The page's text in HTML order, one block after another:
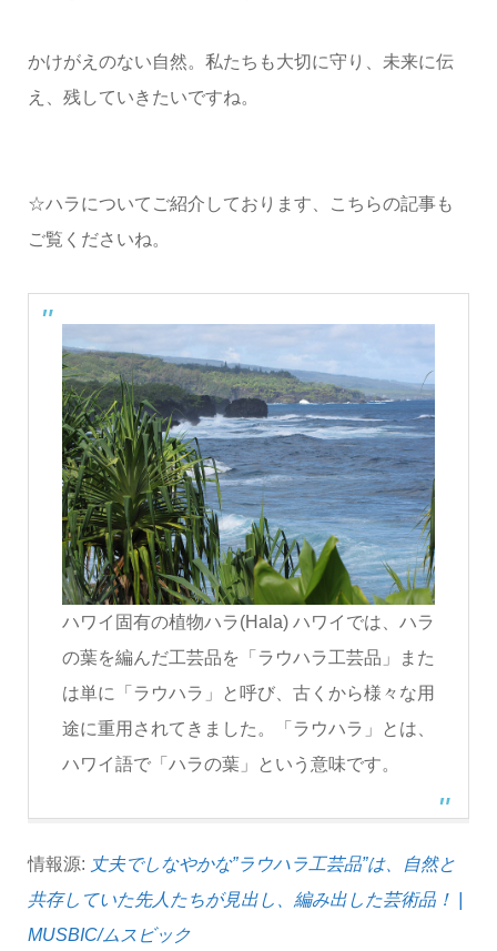
かけがえのない自然。私たちも大切に守り、未来に伝
え、残していきたいですね。
☆ハラについてご紹介しております、こちらの記事も
ご覧くださいね。
ハワイ固有の植物ハラ(Hala) ハワイでは、ハラ
の葉を編んだ工芸品を「ラウハラ工芸品」また
は単に「ラウハラ」と呼び、古くから様々な用
途に重用されてきました。「ラウハラ」とは、
ハワイ語で「ハラの葉」という意味です。
情報源: 丈夫でしなやかな”ラウハラ工芸品”は、自然と
共存していた先人たちが見出し、編み出した芸術品！ |
MUSBIC/ムスビック